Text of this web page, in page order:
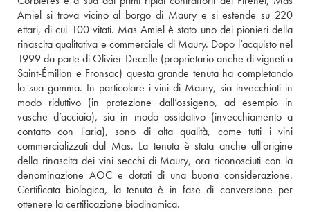
Amiel si trova vicino al borgo di Maury e si estende su 220
ettari, di cui 100 vitati. Mas Amiel è stato uno dei pionieri della
rinascita qualitativa e commerciale di Maury. Dopo l’acquisto nel
1999 da parte di Olivier Decelle (proprietario anche di vigneti a
Saint-Émilion e Fronsac) questa grande tenuta ha completando
la sua gamma. In particolare i vini di Maury, sia invecchiati in
modo riduttivo (in protezione dall’ossigeno, ad esempio in
vasche d’acciaio), sia in modo ossidativo (invecchiamento a
contatto con l'aria), sono di alta qualità, come tutti i vini
commercializzati dal Mas. La tenuta è stata anche all'origine
della rinascita dei vini secchi di Maury, ora riconosciuti con la
denominazione AOC e dotati di una buona considerazione.
Certificata biologica, la tenuta è in fase di conversione per
ottenere la certificazione biodinamica.